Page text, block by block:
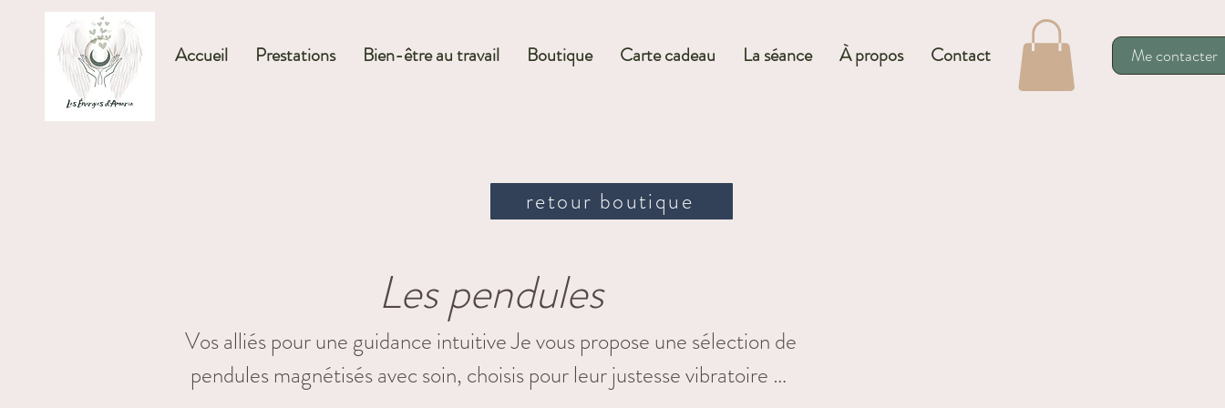
Accueil Prestations Bien-être au travail Boutique Carte cadeau La séance À propos Contact Me contacter
retour boutique
Les pendules
Vos alliés pour une guidance intuitive Je vous propose une sélection de
pendules magnétisés avec soin, choisis pour leur justesse vibratoire et